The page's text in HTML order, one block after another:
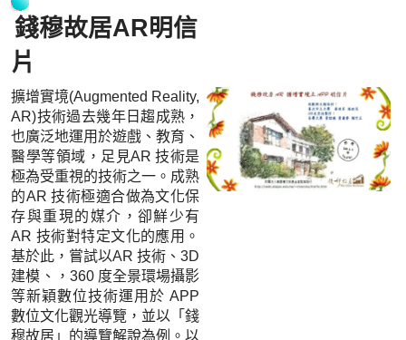
錢穆故居AR明信
片
擴增實境(Augmented Reality,
AR)技術過去幾年日趨成熟，
也廣泛地運用於遊戲、教育、
醫學等領域，足見AR 技術是
極為受重視的技術之一。成熟
的AR 技術極適合做為文化保
存與重現的媒介，卻鮮少有
AR 技術對特定文化的應用。
基於此，嘗試以AR 技術、3D
建模、，360 度全景環場攝影
等新穎數位技術運用於 APP
數位文化觀光導覽，並以「錢
穆故居」的導覽解說為例。以